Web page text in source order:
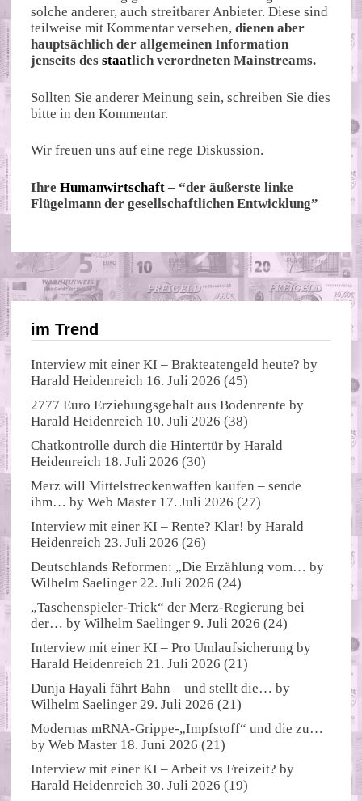
solche anderer, auch streitbarer Anbieter. Diese sind
teilweise mit Kommentar versehen,dienen aber
hauptsächlich der allgemeinen Information
jenseits desstaatlich verordneten Mainstreams.
Sollten Sie anderer Meinung sein, schreiben Sie dies
bitte in den Kommentar.
Wir freuen uns auf eine rege Diskussion.
IhreHumanwirtschaft – “der äußerste linke
Flügelmann der gesellschaftlichen Entwicklung”
im Trend
Interview mit einer KI – Brakteatengeld heute? by
Harald Heidenreich 16. Juli 2026 (45)
2777 Euro Erziehungsgehalt aus Bodenrente by
Harald Heidenreich 10. Juli 2026 (38)
Chatkontrolle durch die Hintertür byHarald
Heidenreich 18. Juli 2026 (30)
Merz will Mittelstreckenwaffen kaufen – sende
ihm… byWeb Master 17. Juli 2026 (27)
Interview mit einer KI – Rente? Klar! byHarald
Heidenreich 23. Juli 2026 (26)
Deutschlands Reformen: „Die Erzählung vom… by
Wilhelm Saelinger 22. Juli 2026 (24)
„Taschenspieler-Trick“ der Merz-Regierung bei
der… byWilhelm Saelinger 9. Juli 2026 (24)
Interview mit einer KI – Pro Umlaufsicherung by
Harald Heidenreich 21. Juli 2026 (21)
Dunja Hayali fährt Bahn – und stellt die… by
Wilhelm Saelinger 29. Juli 2026 (21)
Modernas mRNA-Grippe-„Impfstoff“ und die zu…
byWeb Master 18. Juni 2026 (21)
Interview mit einer KI – Arbeit vs Freizeit? by
Harald Heidenreich 30. Juli 2026 (19)